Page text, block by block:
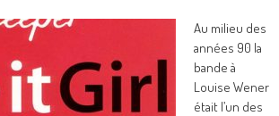
Au milieu des
années 90 la
bande à
Louise Wener
était l’un des